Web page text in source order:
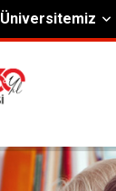
Üniversitemiz